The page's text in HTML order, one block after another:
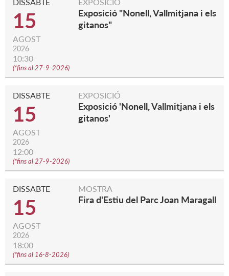
15
AGOST
2026
10:30
(*fins al 27-9-2026)
Exposició "Nonell, Vallmitjana i els
gitanos"
DISSABTE
15
AGOST
2026
12:00
(*fins al 27-9-2026)
EXPOSICIÓ
Exposició 'Nonell, Vallmitjana i els
gitanos'
DISSABTE
15
AGOST
2026
18:00
(*fins al 16-8-2026)
MOSTRA
Fira d'Estiu del Parc Joan Maragall